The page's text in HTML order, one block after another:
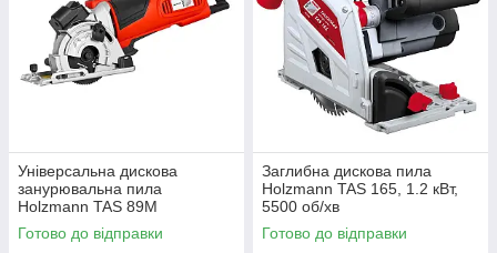
Універсальна дискова
занурювальна пила
Holzmann TAS 89M
потужність 600 Вт діаметр
диска 89 мм швидкість 5500
Готово до відправки
Заглибна дискова пила
Holzmann TAS 165, 1.2 кВт,
5500 об/хв
Готово до відправки